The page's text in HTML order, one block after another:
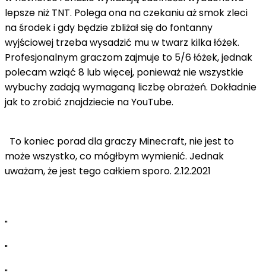
lepsze niż TNT. Polega ona na czekaniu aż smok zleci
na środek i gdy będzie zbliżał się do fontanny
wyjściowej trzeba wysadzić mu w twarz kilka łóżek.
Profesjonalnym graczom zajmuje to 5/6 łóżek, jednak
polecam wziąć 8 lub więcej, ponieważ nie wszystkie
wybuchy zadają wymaganą liczbę obrażeń. Dokładnie
jak to zrobić znajdziecie na YouTube.
To koniec porad dla graczy Minecraft, nie jest to
może wszystko, co mógłbym wymienić. Jednak
uważam, że jest tego całkiem sporo. 2.12.2021
"
"
"